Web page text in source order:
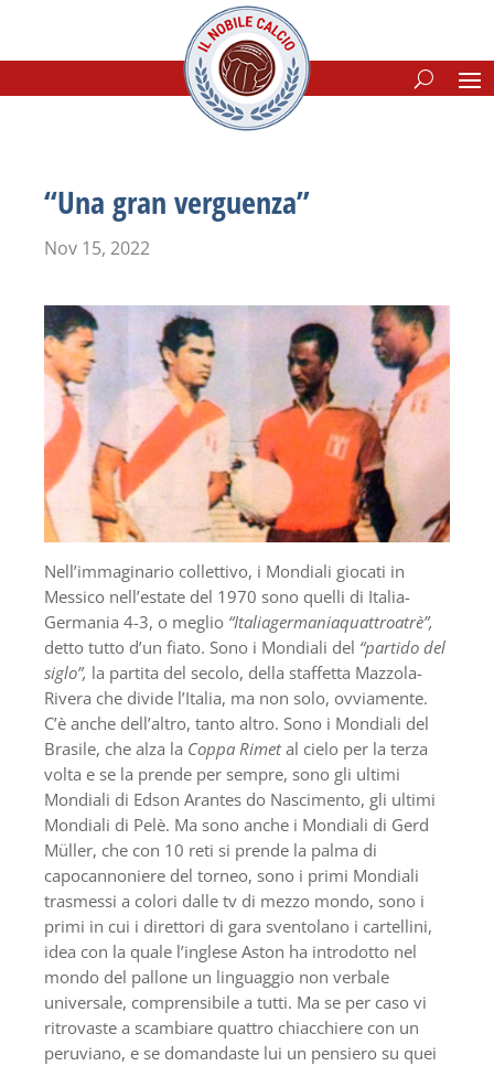
“Una gran verguenza”
Nov 15, 2022
Nell’immaginario collettivo, i Mondiali giocati in
Messico nell’estate del 1970 sono quelli di Italia-
Germania 4-3, o meglio “Italiagermaniaquattroatrè”,
detto tutto d’un fiato. Sono i Mondiali del “partido del
siglo”, la partita del secolo, della staffetta Mazzola-
Rivera che divide l’Italia, ma non solo, ovviamente.
C’è anche dell’altro, tanto altro. Sono i Mondiali del
Brasile, che alza la Coppa Rimetal cielo per la terza
volta e se la prende per sempre, sono gli ultimi
Mondiali di Edson Arantes do Nascimento, gli ultimi
Mondiali di Pelè. Ma sono anche i Mondiali di Gerd
Müller, che con 10 reti si prende la palma di
capocannoniere del torneo, sono i primi Mondiali
trasmessi a colori dalle tv di mezzo mondo, sono i
primi in cui i direttori di gara sventolano i cartellini,
idea con la quale l’inglese Aston ha introdotto nel
mondo del pallone un linguaggio non verbale
universale, comprensibile a tutti. Ma se per caso vi
ritrovaste a scambiare quattro chiacchiere con un
peruviano, e se domandaste lui un pensiero su quei